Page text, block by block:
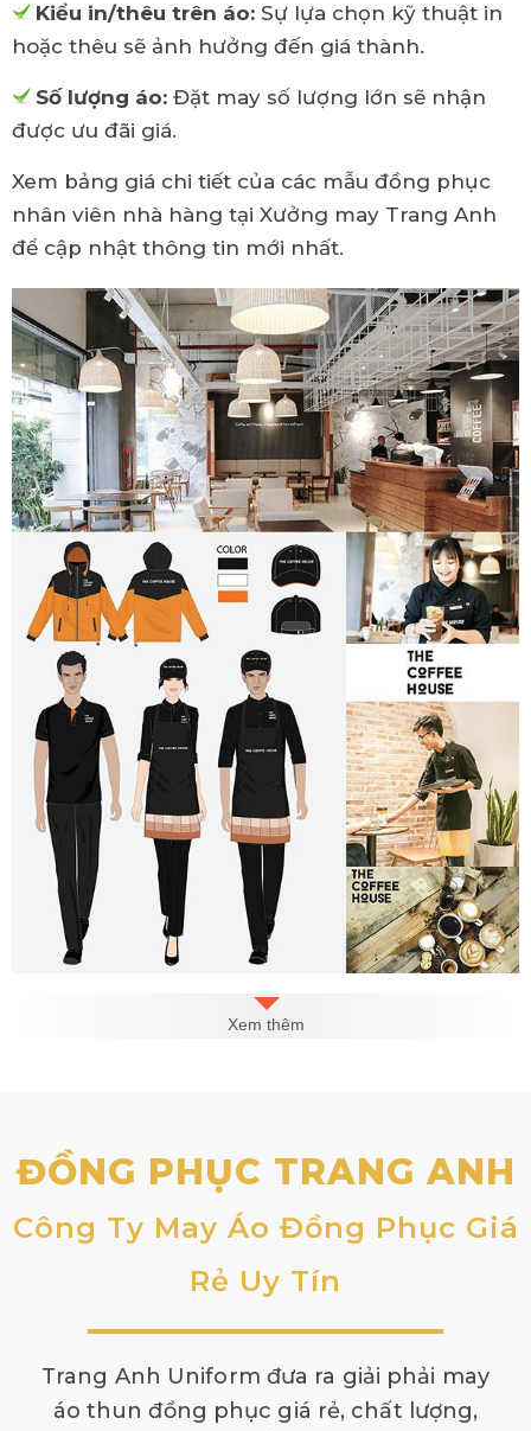
Kiểu in/thêu trên áo: Sự lựa chọn kỹ thuật in
hoặc thêu sẽ ảnh hưởng đến giá thành.
Số lượng áo: Đặt may số lượng lớn sẽ nhận
được ưu đãi giá.
Xem bảng giá chi tiết của các mẫu đồng phục
nhân viên nhà hàng tại Xưởng may Trang Anh
để cập nhật thông tin mới nhất.
Nhân viên Nhà Hàng được trang bị mũ, tạp dề, búi
tóc… góp phần thêm diện mạo chỉn chu, lịch sự trong
Xem thêm
ĐỒNG PHỤC TRANG ANH
Công Ty May Áo Đồng Phục Giá
Rẻ Uy Tín
Trang Anh Uniform đưa ra giải phải may
áo thun đồng phục giá rẻ, chất lượng,